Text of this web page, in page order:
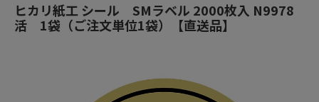
ヒカリ紙工 シール SMラベル 2000枚入 N9978
活 1袋（ご注文単位1袋）【直送品】